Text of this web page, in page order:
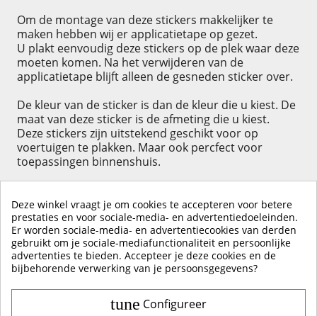
Om de montage van deze stickers makkelijker te
maken hebben wij er applicatietape op gezet.
U plakt eenvoudig deze stickers op de plek waar deze
moeten komen. Na het verwijderen van de
applicatietape blijft alleen de gesneden sticker over.
De kleur van de sticker is dan de kleur die u kiest. De
maat van deze sticker is de afmeting die u kiest.
Deze stickers zijn uitstekend geschikt voor op
voertuigen te plakken. Maar ook percfect voor
toepassingen binnenshuis.
KLIK HIER OM EEN ​​RECENSIE ACHTER TE LATEN
Deze winkel vraagt je om cookies te accepteren voor betere
prestaties en voor sociale-media- en advertentiedoeleinden.
Er worden sociale-media- en advertentiecookies van derden
gebruikt om je sociale-mediafunctionaliteit en persoonlijke
advertenties te bieden. Accepteer je deze cookies en de
bijbehorende verwerking van je persoonsgegevens?
tune Configureer